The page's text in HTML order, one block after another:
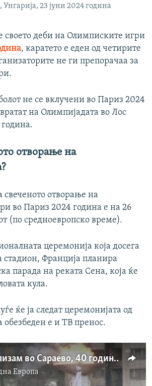
23 јуни 2024 година
своето деби на Олимписките игри
, каратето е еден од четирите
не ги препорачаа за
не се вклучени во Париз 2024
на Олимпијадата во Лос
отворање на
свеченото отворање на
во Париз 2024 година е на 26
(по средноевропско време).
церемонија која досега
Франција планира
парада на реката Сена, која ќе
кула.
ќе ја следат церемонијата од
обезбеден е и ТВ пренос.
Има ли олимпизам во Сараево, 40 години по најдобрите игри дотогаш?
Eвропа